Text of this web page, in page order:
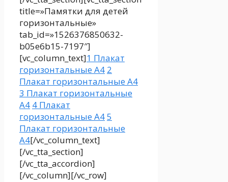
title=»Памятки для детей
горизонтальные»
tab_id=»1526376850632-
b05e6b15-7197″]
[vc_column_text]1 Плакат
горизонтальные А4 2
Плакат горизонтальные А4
3 Плакат горизонтальные
А4 4 Плакат
горизонтальные А45
Плакат горизонтальные
А4[/vc_column_text]
[/vc_tta_section]
[/vc_tta_accordion]
[/vc_column][/vc_row]